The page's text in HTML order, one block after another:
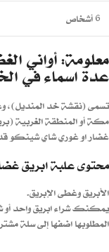
6 أشخاص
معلومة: أواني
عدة اسماء في
تسمى (نقشة خد المنديل)،
مكة أو المنطقة الغربية
غضار او غوري شاي شينكو
محتوى علبة ابريق
الأبريق وغطى الإبريق.
يمكنك شراء ابريق واحد أو
المطلوبها اضفها إلى سلة